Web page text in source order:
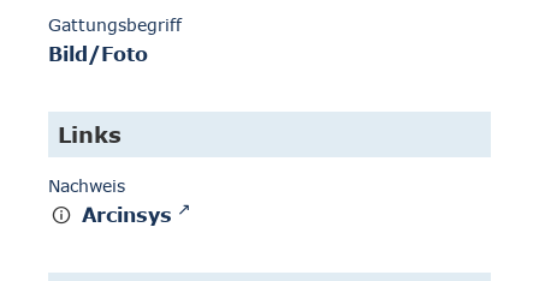
Gattungsbegriff
Bild/Foto
Links
Nachweis
Arcinsys